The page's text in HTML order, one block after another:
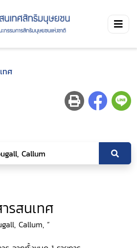
ทศ
รสนเทศ
Callum, ”